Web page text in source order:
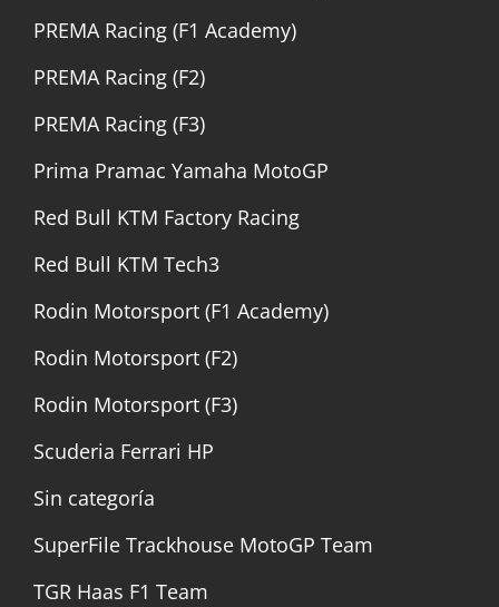
PREMA Racing (F1 Academy)
PREMA Racing (F2)
PREMA Racing (F3)
Prima Pramac Yamaha MotoGP
Red Bull KTM Factory Racing
Red Bull KTM Tech3
Rodin Motorsport (F1 Academy)
Rodin Motorsport (F2)
Rodin Motorsport (F3)
Scuderia Ferrari HP
Sin categoría
SuperFile Trackhouse MotoGP Team
TGR Haas F1 Team